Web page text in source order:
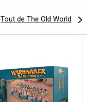
Tout de The Old World